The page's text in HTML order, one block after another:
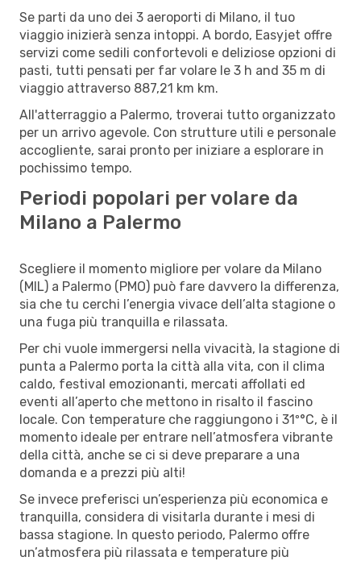
Se parti da uno dei 3 aeroporti di Milano, il tuo
viaggio inizierà senza intoppi. A bordo, Easyjet offre
servizi come sedili confortevoli e deliziose opzioni di
pasti, tutti pensati per far volare le 3 h and 35 m di
viaggio attraverso 887,21 km km.
All'atterraggio a Palermo, troverai tutto organizzato
per un arrivo agevole. Con strutture utili e personale
accogliente, sarai pronto per iniziare a esplorare in
pochissimo tempo.
Periodi popolari per volare da
Milano a Palermo
Scegliere il momento migliore per volare da Milano
(MIL) a Palermo (PMO) può fare davvero la differenza,
sia che tu cerchi l’energia vivace dell’alta stagione o
una fuga più tranquilla e rilassata.
Per chi vuole immergersi nella vivacità, la stagione di
punta a Palermo porta la città alla vita, con il clima
caldo, festival emozionanti, mercati affollati ed
eventi all’aperto che mettono in risalto il fascino
locale. Con temperature che raggiungono i 31º°C, è il
momento ideale per entrare nell’atmosfera vibrante
della città, anche se ci si deve preparare a una
domanda e a prezzi più alti!
Se invece preferisci un’esperienza più economica e
tranquilla, considera di visitarla durante i mesi di
bassa stagione. In questo periodo, Palermo offre
un’atmosfera più rilassata e temperature più